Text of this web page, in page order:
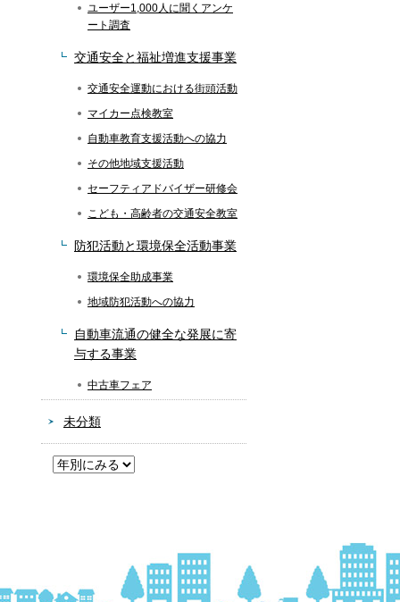
ユーザー1,000人に聞くアンケ
ート調査
交通安全と福祉増進支援事業
交通安全運動における街頭活動
マイカー点検教室
自動車教育支援活動への協力
その他地域支援活動
セーフティアドバイザー研修会
こども・高齢者の交通安全教室
防犯活動と環境保全活動事業
環境保全助成事業
地域防犯活動への協力
自動車流通の健全な発展に寄
与する事業
中古車フェア
未分類